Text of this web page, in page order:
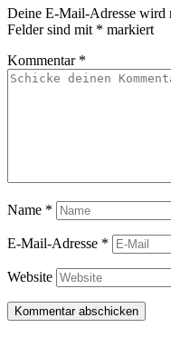
Deine E-Mail-Adresse wird
Felder sind mit * markiert
Kommentar *
Name *
E-Mail-Adresse *
Website